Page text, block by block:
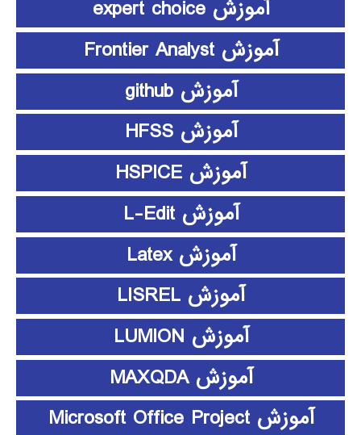
آموزش expert choice
آموزش Frontier Analyst
آموزش github
آموزش HFSS
آموزش HSPICE
آموزش L-Edit
آموزش Latex
آموزش LISREL
آموزش LUMION
آموزش MAXQDA
آموزش Microsoft Office Project